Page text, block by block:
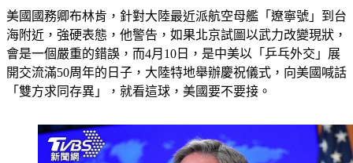
美國國務卿布林肯，針對大陸最近派航空母艦「遼寧號」到台
海附近，強硬表態，他警告，如果北京試圖以武力改變現狀，
會是一個嚴重的錯誤，而4月10日，是中美以「乒乓外交」展
開交流滿50周年的日子，大陸特地舉辦慶祝儀式，向美國喊話